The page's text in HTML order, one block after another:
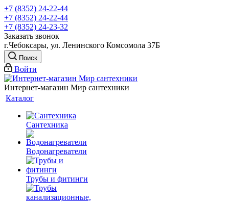
+7 (8352) 24-22-44
+7 (8352) 24-22-44
+7 (8352) 24-23-32
Заказать звонок
г.Чебоксары, ул. Ленинского Комсомола 37Б
Поиск
Войти
Интернет-магазин Мир сантехники
Каталог
Сантехника
Водонагреватели
Трубы и фитинги